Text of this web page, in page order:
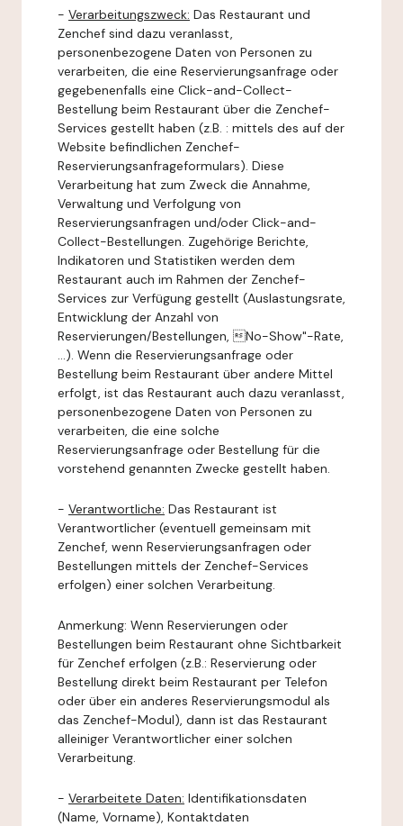
- Verarbeitungszweck: Das Restaurant und
Zenchef sind dazu veranlasst,
personenbezogene Daten von Personen zu
verarbeiten, die eine Reservierungsanfrage oder
gegebenenfalls eine Click-and-Collect-
Bestellung beim Restaurant über die Zenchef-
Services gestellt haben (z.B. : mittels des auf der
Website befindlichen Zenchef-
Reservierungsanfrageformulars). Diese
Verarbeitung hat zum Zweck die Annahme,
Verwaltung und Verfolgung von
Reservierungsanfragen und/oder Click-and-
Collect-Bestellungen. Zugehörige Berichte,
Indikatoren und Statistiken werden dem
Restaurant auch im Rahmen der Zenchef-
Services zur Verfügung gestellt (Auslastungsrate,
Entwicklung der Anzahl von
Reservierungen/Bestellungen, No-Show"-Rate,
...). Wenn die Reservierungsanfrage oder
Bestellung beim Restaurant über andere Mittel
erfolgt, ist das Restaurant auch dazu veranlasst,
personenbezogene Daten von Personen zu
verarbeiten, die eine solche
Reservierungsanfrage oder Bestellung für die
vorstehend genannten Zwecke gestellt haben.
- Verantwortliche: Das Restaurant ist
Verantwortlicher (eventuell gemeinsam mit
Zenchef, wenn Reservierungsanfragen oder
Bestellungen mittels der Zenchef-Services
erfolgen) einer solchen Verarbeitung.
Anmerkung: Wenn Reservierungen oder
Bestellungen beim Restaurant ohne Sichtbarkeit
für Zenchef erfolgen (z.B.: Reservierung oder
Bestellung direkt beim Restaurant per Telefon
oder über ein anderes Reservierungsmodul als
das Zenchef-Modul), dann ist das Restaurant
alleiniger Verantwortlicher einer solchen
Verarbeitung.
- Verarbeitete Daten: Identifikationsdaten
(Name, Vorname), Kontaktdaten